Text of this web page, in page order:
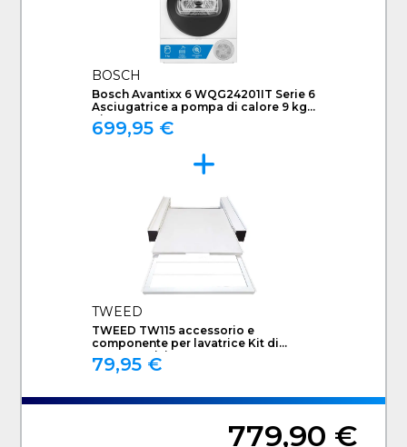
BOSCH
Bosch Avantixx 6 WQG24201IT Serie 6
Asciugatrice a pompa di calore 9 kg
Bianco
699,95 €
TWEED
TWEED TW115 accessorio e
componente per lavatrice Kit di
sovrapposizione
79,95 €
779,90 €